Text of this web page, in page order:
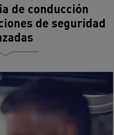
de conducción
de seguridad